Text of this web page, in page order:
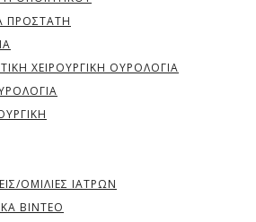
ΠΡΟΣΤΆΤΗ
ΧΕΙΡΟΥΡΓΙΚΗ ΟΥΡΟΛΟΓΙΑ
ΟΜΙΛΊΕΣ ΙΑΤΡΏΝ
ΒΊΝΤΕΟ